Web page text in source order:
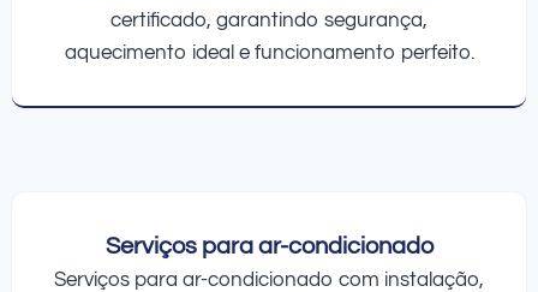
certificado, garantindo segurança,
aquecimento ideal e funcionamento perfeito.
Serviços para ar-condicionado
Serviços para ar-condicionado com instalação,